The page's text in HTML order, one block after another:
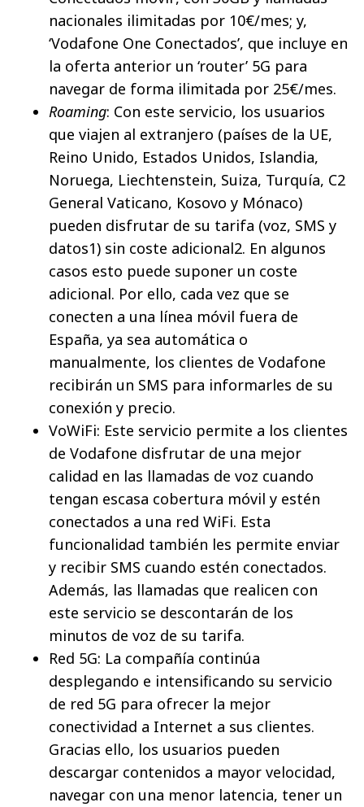
nacionales ilimitadas por 10€/mes; y,
‘Vodafone One Conectados’, que incluye en
la oferta anterior un ‘router’ 5G para
navegar de forma ilimitada por 25€/mes.
Roaming: Con este servicio, los usuarios
que viajen al extranjero (países de la UE,
Reino Unido, Estados Unidos, Islandia,
Noruega, Liechtenstein, Suiza, Turquía, C2
General Vaticano, Kosovo y Mónaco)
pueden disfrutar de su tarifa (voz, SMS y
datos1) sin coste adicional2. En algunos
casos esto puede suponer un coste
adicional. Por ello, cada vez que se
conecten a una línea móvil fuera de
España, ya sea automática o
manualmente, los clientes de Vodafone
recibirán un SMS para informarles de su
conexión y precio.
VoWiFi: Este servicio permite a los clientes
de Vodafone disfrutar de una mejor
calidad en las llamadas de voz cuando
tengan escasa cobertura móvil y estén
conectados a una red WiFi. Esta
funcionalidad también les permite enviar
y recibir SMS cuando estén conectados.
Además, las llamadas que realicen con
este servicio se descontarán de los
minutos de voz de su tarifa.
Red 5G: La compañía continúa
desplegando e intensificando su servicio
de red 5G para ofrecer la mejor
conectividad a Internet a sus clientes.
Gracias ello, los usuarios pueden
descargar contenidos a mayor velocidad,
navegar con una menor latencia, tener un